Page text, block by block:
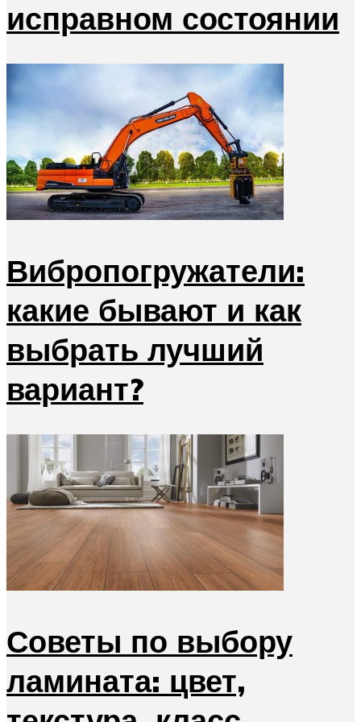
исправном состоянии
Вибропогружатели:
какие бывают и как
выбрать лучший
вариант?
Советы по выбору
ламината: цвет,